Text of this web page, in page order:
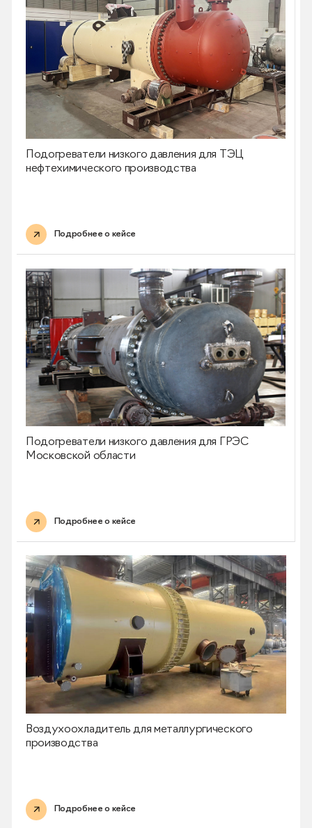
Подогреватели низкого давления для ТЭЦ
нефтехимического производства
Подробнее о кейсе
Подогреватели низкого давления для ГРЭС
Московской области
Подробнее о кейсе
Воздухоохладитель для металлургического
производства
Подробнее о кейсе